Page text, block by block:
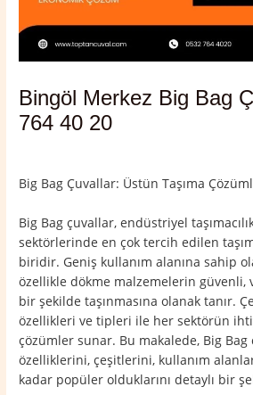
Bingöl Merkez Big Bag
764 40 20
Big Bag Çuvallar: Üstün Taşıma
Big Bag çuvallar, endüstriyel
sektörlerinde en çok tercih edilen
biridir. Geniş kullanım alanına sahip
özellikle dökme malzemelerin güvenli,
bir şekilde taşınmasına olanak tanır.
özellikleri ve tipleri ile her sektörün
çözümler sunar. Bu makalede, Big Bag
özelliklerini, çeşitlerini, kullanım
kadar popüler olduklarını detaylı bir